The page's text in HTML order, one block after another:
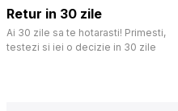
Retur in 30 zile
Ai 30 zile sa te hotarasti! Primesti,
testezi si iei o decizie in 30 zile